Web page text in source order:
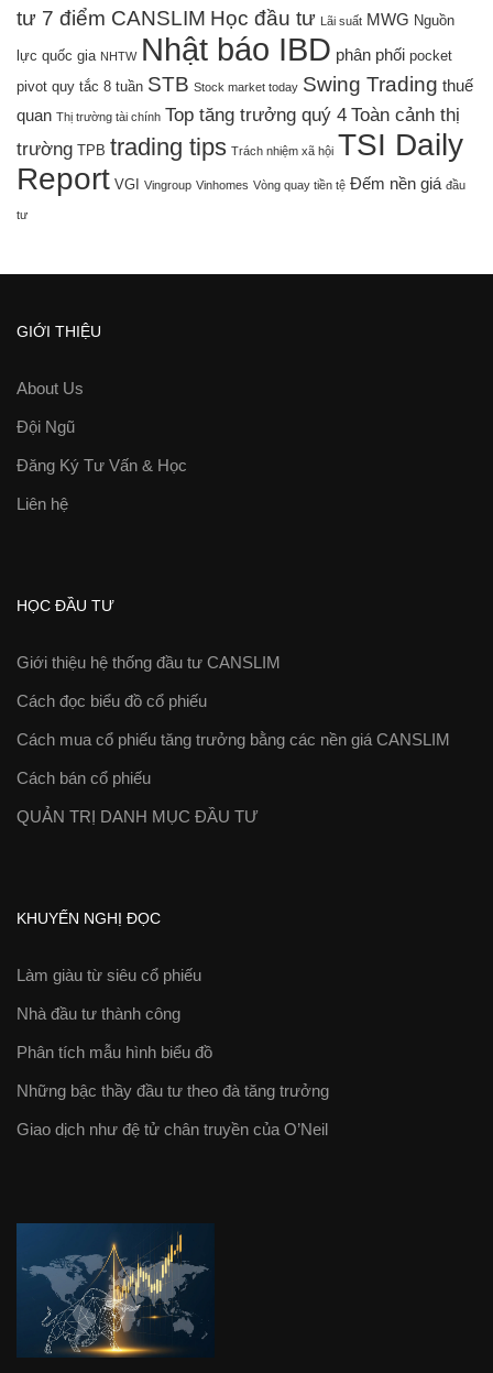
tư 7 điểm CANSLIM Học đầu tư Lãi suất MWG Nguồn
lực quốc gia NHTW Nhật báo IBD phân phối pocket
pivot quy tắc 8 tuần STB Stock market today Swing Trading thuế
quan Thị trường tài chính Top tăng trưởng quý 4 Toàn cảnh thị
trường TPB trading tips Trách nhiệm xã hội TSI Daily
Report VGI Vingroup Vinhomes Vòng quay tiền tệ Đếm nền giá đầu
tư
GIỚI THIỆU
About Us
Đội Ngũ
Đăng Ký Tư Vấn & Học
Liên hệ
HỌC ĐẦU TƯ
Giới thiệu hệ thống đầu tư CANSLIM
Cách đọc biểu đồ cổ phiếu
Cách mua cổ phiếu tăng trưởng bằng các nền giá CANSLIM
Cách bán cổ phiếu
QUẢN TRỊ DANH MỤC ĐẦU TƯ
KHUYẾN NGHỊ ĐỌC
Làm giàu từ siêu cổ phiếu
Nhà đầu tư thành công
Phân tích mẫu hình biểu đồ
Những bậc thầy đầu tư theo đà tăng trưởng
Giao dịch như đệ tử chân truyền của O’Neil